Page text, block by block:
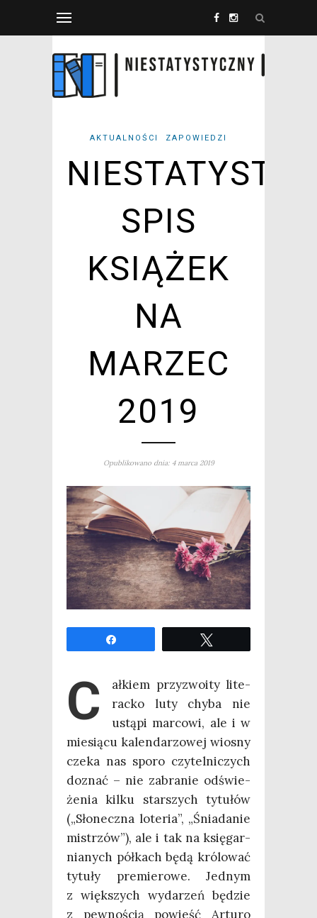
AKTUALNOŚCI ZAPOWIEDZI
SPIS
KSIĄŻEK
NA
MARZEC
2019
Opublikowano dnia: 4 marca 2019
C
ał­kiem przy­zwo­ity lite­
rac­ko luty chy­ba nie
ustą­pi mar­co­wi, ale i w
mie­sią­cu kalen­da­rzo­wej wio­sny
cze­ka nas spo­ro czy­tel­ni­czych
doznać – nie zabra­nie odświe­
że­nia kil­ku star­szych tytu­łów
(„Sło­necz­na lote­ria”, „Śnia­da­nie
mistrzów”), ale i tak na księ­gar­
nia­nych pół­kach będą kró­lo­wać
tytu­ły pre­mie­ro­we. Jed­nym
z więk­szych wyda­rzeń będzie
z pew­no­ścią powieść Artu­ro